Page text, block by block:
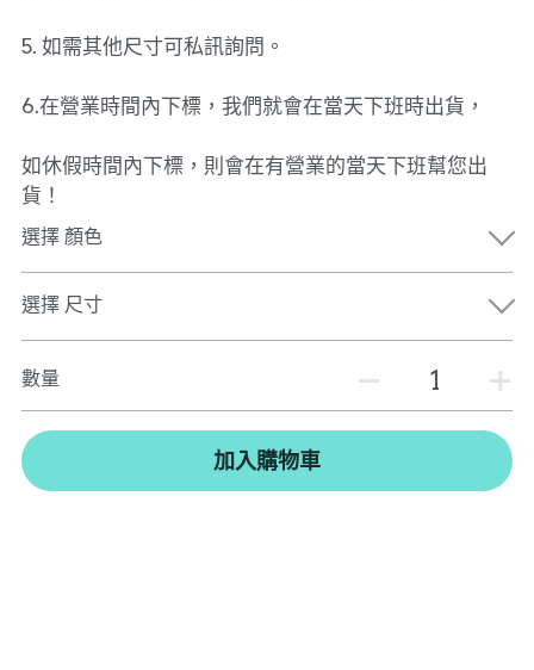
5. 如需其他尺寸可私訊詢問。
6.在營業時間內下標，我們就會在當天下班時出貨，
如休假時間內下標，則會在有營業的當天下班幫您出
貨！
選擇 顏色
選擇 尺寸
數量
加入購物車